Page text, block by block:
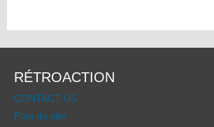
RÉTROACTION
CONTACT US
Plan du site